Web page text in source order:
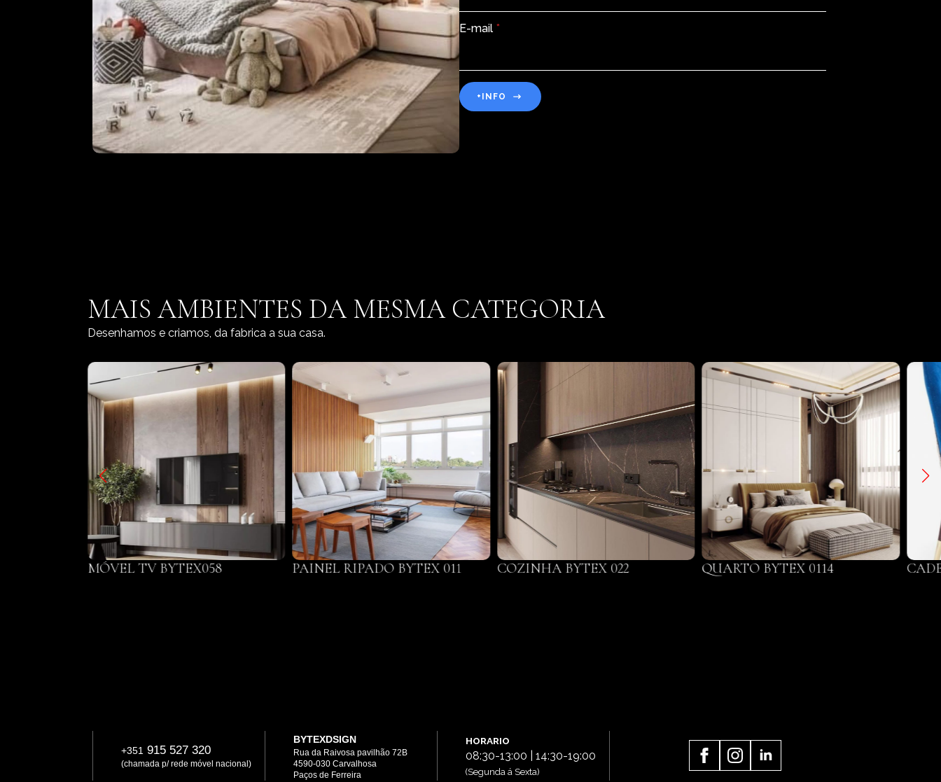
E-mail *
+INFO
MAIS AMBIENTES DA MESMA CATEGORIA
Desenhamos e criamos, da fabrica a sua casa.
MÓVEL TV BYTEX058 PAINEL RIPADO BYTEX 011 COZINHA BYTEX 022 QUARTO BYTEX 0114
+351 915 527 320
(chamada p/ rede móvel nacional)
BYTEXDSIGN
Rua da Raivosa pavilhão 72B
4590-030 Carvalhosa
Paços de Ferreira
HORARIO
08:30-13:00 | 14:30-19:00
(Segunda á Sexta)